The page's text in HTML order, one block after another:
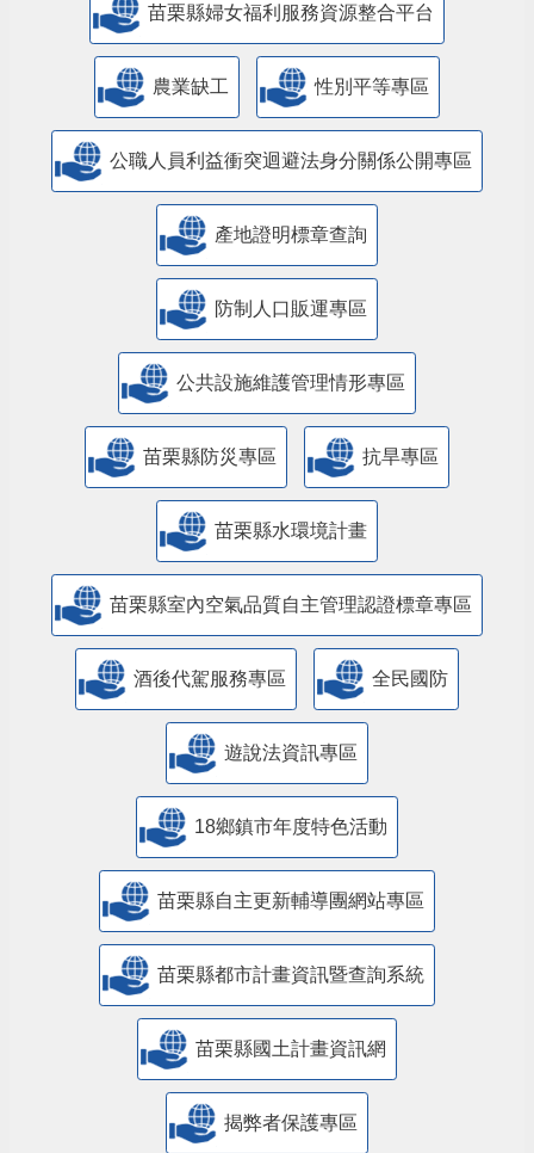
苗栗縣婦女福利服務資源整合平台
農業缺工 性別平等專區
公職人員利益衝突迴避法身分關係公開專區
產地證明標章查詢
防制人口販運專區
​公共設施維護管理情形專區
苗栗縣防災專區 抗旱專區
苗栗縣水環境計畫
苗栗縣室內空氣品質自主管理認證標章專區
酒後代駕服務專區 全民國防
遊說法資訊專區
18鄉鎮市年度特色活動
苗栗縣自主更新輔導團網站專區
苗栗縣都市計畫資訊暨查詢系統
苗栗縣國土計畫資訊網
揭弊者保護專區